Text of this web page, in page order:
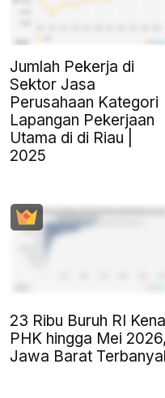
Jumlah Pekerja di
Sektor Jasa
Perusahaan Kategori
Lapangan Pekerjaan
Utama di di Riau |
2025
23 Ribu Buruh RI Kena
PHK hingga Mei 2026,
Jawa Barat